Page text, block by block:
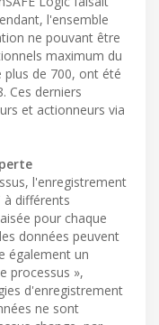
l'ensemble
ne pouvant être
maximum du
de 700, ont été
Ces derniers
et actionneurs via
l'enregistrement
à différents
pour chaque
données peuvent
également un
processus »,
d'enregistrement
ne sont